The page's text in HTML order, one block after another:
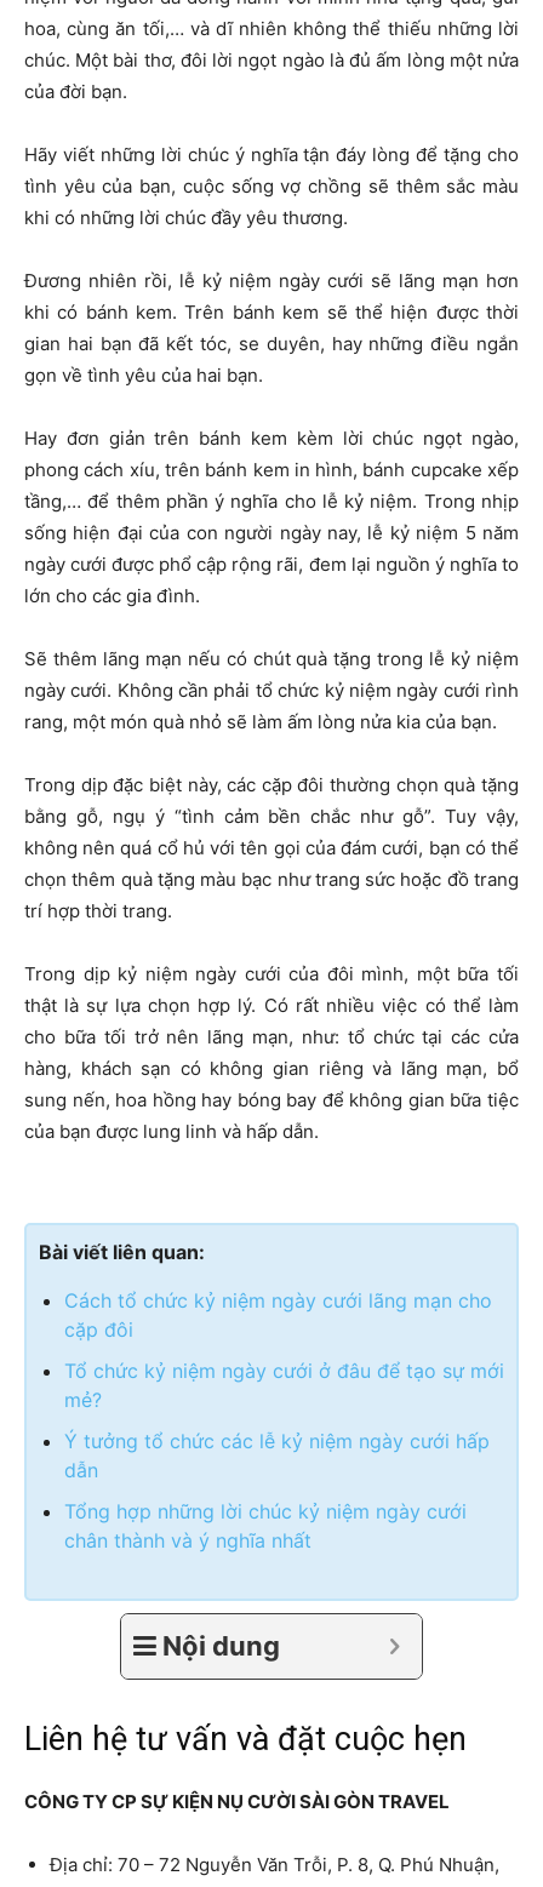
hoa, cùng ăn tối,… và dĩ nhiên không thể thiếu những lời
chúc. Một bài thơ, đôi lời ngọt ngào là đủ ấm lòng một nửa
của đời bạn.
Hãy viết những lời chúc ý nghĩa tận đáy lòng để tặng cho
tình yêu của bạn, cuộc sống vợ chồng sẽ thêm sắc màu
khi có những lời chúc đầy yêu thương.
Đương nhiên rồi, lễ kỷ niệm ngày cưới sẽ lãng mạn hơn
khi có bánh kem. Trên bánh kem sẽ thể hiện được thời
gian hai bạn đã kết tóc, se duyên, hay những điều ngắn
gọn về tình yêu của hai bạn.
Hay đơn giản trên bánh kem kèm lời chúc ngọt ngào,
phong cách xíu, trên bánh kem in hình, bánh cupcake xếp
tầng,… để thêm phần ý nghĩa cho lễ kỷ niệm. Trong nhịp
sống hiện đại của con người ngày nay, lễ kỷ niệm 5 năm
ngày cưới được phổ cập rộng rãi, đem lại nguồn ý nghĩa to
lớn cho các gia đình.
Sẽ thêm lãng mạn nếu có chút quà tặng trong lễ kỷ niệm
ngày cưới. Không cần phải tổ chức kỷ niệm ngày cưới rình
rang, một món quà nhỏ sẽ làm ấm lòng nửa kia của bạn.
Trong dịp đặc biệt này, các cặp đôi thường chọn quà tặng
bằng gỗ, ngụ ý “tình cảm bền chắc như gỗ”. Tuy vậy,
không nên quá cổ hủ với tên gọi của đám cưới, bạn có thể
chọn thêm quà tặng màu bạc như trang sức hoặc đồ trang
trí hợp thời trang.
Trong dịp kỷ niệm ngày cưới của đôi mình, một bữa tối
thật là sự lựa chọn hợp lý. Có rất nhiều việc có thể làm
cho bữa tối trở nên lãng mạn, như: tổ chức tại các cửa
hàng, khách sạn có không gian riêng và lãng mạn, bổ
sung nến, hoa hồng hay bóng bay để không gian bữa tiệc
của bạn được lung linh và hấp dẫn.
Bài viết liên quan:
Cách tổ chức kỷ niệm ngày cưới lãng mạn cho
cặp đôi
Tổ chức kỷ niệm ngày cưới ở đâu để tạo sự mới
mẻ?
Ý tưởng tổ chức các lễ kỷ niệm ngày cưới hấp
dẫn
Tổng hợp những lời chúc kỷ niệm ngày cưới
chân thành và ý nghĩa nhất
Nội dung
Liên hệ tư vấn và đặt cuộc hẹn
CÔNG TY CP SỰ KIỆN NỤ CƯỜI SÀI GÒN TRAVEL
Địa chỉ: 70 – 72 Nguyễn Văn Trỗi, P. 8, Q. Phú Nhuận,